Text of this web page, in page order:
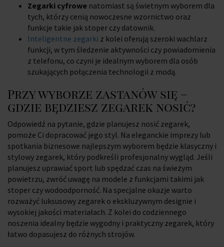
Zegarki cyfrowe natomiast są świetnym wyborem dla
tych, którzy cenią nowoczesne wzornictwo oraz
funkcje takie jak stoper czy datownik.
Inteligentne zegarki z kolei oferują szeroki wachlarz
funkcji, w tym śledzenie aktywności czy powiadomienia
z telefonu, co czyni je idealnym wyborem dla osób
szukających połączenia technologii z modą.
Przy wyborze zastanów się –
gdzie będziesz zegarek nosić?
Odpowiedź na pytanie, gdzie planujesz nosić zegarek,
pomoże Ci dopracować jego styl. Na eleganckie imprezy lub
spotkania biznesowe najlepszym wyborem będzie klasyczny i
stylowy zegarek, który podkreśli profesjonalny wygląd. Jeśli
planujesz uprawiać sport lub spędzać czas na świeżym
powietrzu, zwróć uwagę na modele z funkcjami takimi jak
stoper czy wodoodporność. Na specjalne okazje warto
rozważyć luksusowy zegarek o ekskluzywnym designie i
wysokiej jakości materiałach. Z kolei do codziennego
noszenia idealny będzie wygodny i praktyczny zegarek, który
łatwo dopasujesz do różnych strojów.